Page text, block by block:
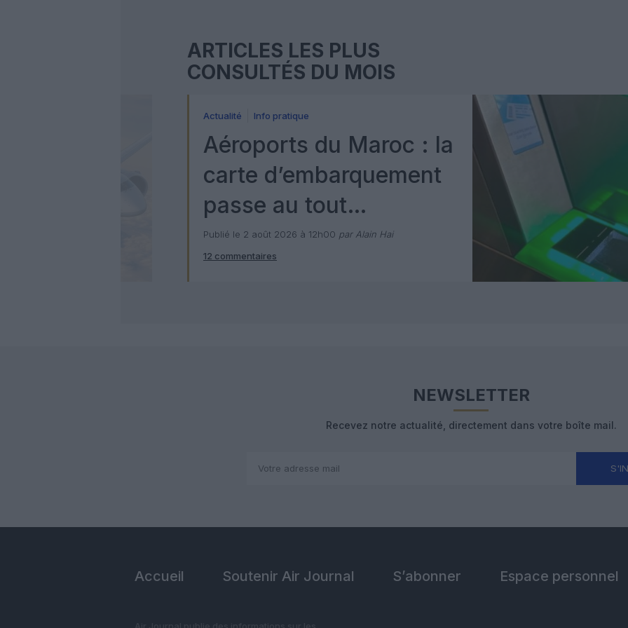
ARTICLES LES PLUS
CONSULTÉS DU MOIS
Actualité Info pratique
Aéroports du Maroc : la
carte d’embarquement
passe au tout
numérique avec Pax
Check
Publié le 2 août 2026 à 12h00 par Alain Hai
12 commentaires
NEWSLETTER
Recevez notre actualité, directement dans votre boîte mail.
Accueil Soutenir Air Journal S’abonner Espace personnel